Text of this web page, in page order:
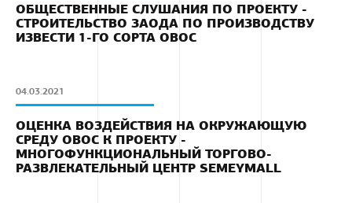
ОБЩЕСТВЕННЫЕ СЛУШАНИЯ ПО ПРОЕКТУ -
СТРОИТЕЛЬСТВО ЗАОДА ПО ПРОИЗВОДСТВУ
ИЗВЕСТИ 1-ГО СОРТА ОВОС
04.03.2021
ОЦЕНКА ВОЗДЕЙСТВИЯ НА ОКРУЖАЮЩУЮ
СРЕДУ ОВОС К ПРОЕКТУ -
МНОГОФУНКЦИОНАЛЬНЫЙ ТОРГОВО-
РАЗВЛЕКАТЕЛЬНЫЙ ЦЕНТР SEMEYMALL